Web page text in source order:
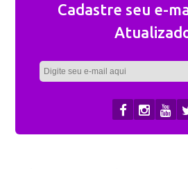
Cadastre seu e-